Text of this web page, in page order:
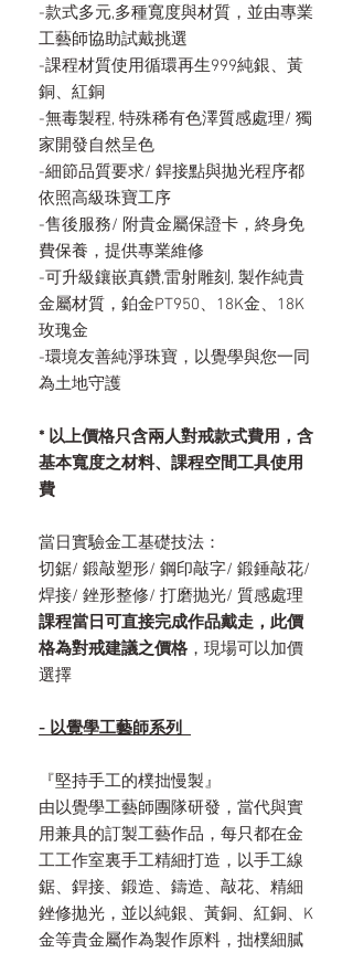
-款式多元,多種寬度與材質，並由專業
工藝師協助試戴挑選
-課程材質使用循環再生999純銀、黃
銅、紅銅
-無毒製程, 特殊稀有色澤質感處理/ 獨
家開發自然呈色
-細節品質要求/ 銲接點與拋光程序都
依照高級珠寶工序
-售後服務/ 附貴金屬保證卡，終身免
費保養，提供專業維修
-可升級鑲嵌真鑽,雷射雕刻, 製作純貴
金屬材質，鉑金PT950、18K金、18K
玫瑰金
-環境友善純淨珠寶，以覺學與您一同
為土地守護
* 以上價格只含兩人對戒款式費用，含
基本寬度之材料、課程空間工具使用
費
當日實驗金工基礎技法：
切鋸/ 鍛敲塑形/ 鋼印敲字/ 鍛錘敲花/
焊接/ 銼形整修/ 打磨抛光/ 質感處理
課程當日可直接完成作品戴走，此價
格為對戒建議之價格，現場可以加價
選擇
- 以覺學工藝師系列
『堅持手工的樸拙慢製』
由以覺學工藝師團隊研發，當代與實
用兼具的訂製工藝作品，每只都在金
工工作室裏手工精細打造，以手工線
鋸、銲接、鍛造、鑄造、敲花、精細
銼修拋光，並以純銀、黃銅、紅銅、K
金等貴金屬作為製作原料，拙樸細膩